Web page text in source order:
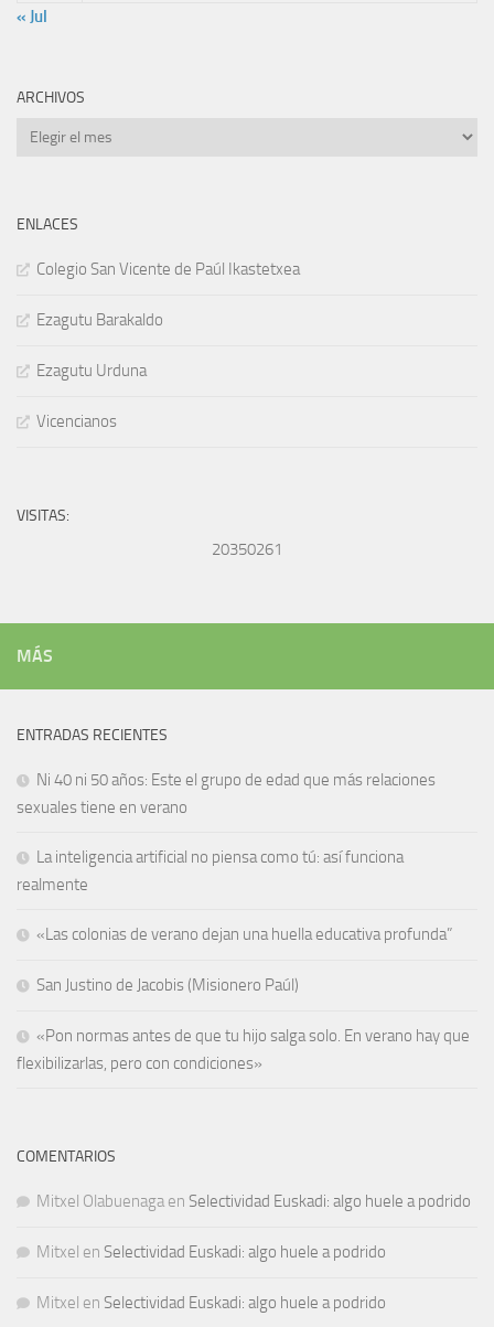
« Jul
ARCHIVOS
Archivos
ENLACES
Colegio San Vicente de Paúl Ikastetxea
Ezagutu Barakaldo
Ezagutu Urduna
Vicencianos
VISITAS:
20350261
MÁS
ENTRADAS RECIENTES
Ni 40 ni 50 años: Este el grupo de edad que más relaciones
sexuales tiene en verano
La inteligencia artificial no piensa como tú: así funciona
realmente
«Las colonias de verano dejan una huella educativa profunda”
San Justino de Jacobis (Misionero Paúl)
«Pon normas antes de que tu hijo salga solo. En verano hay que
flexibilizarlas, pero con condiciones»
COMENTARIOS
Mitxel Olabuenaga en Selectividad Euskadi: algo huele a podrido
Mitxel en Selectividad Euskadi: algo huele a podrido
Mitxel en Selectividad Euskadi: algo huele a podrido